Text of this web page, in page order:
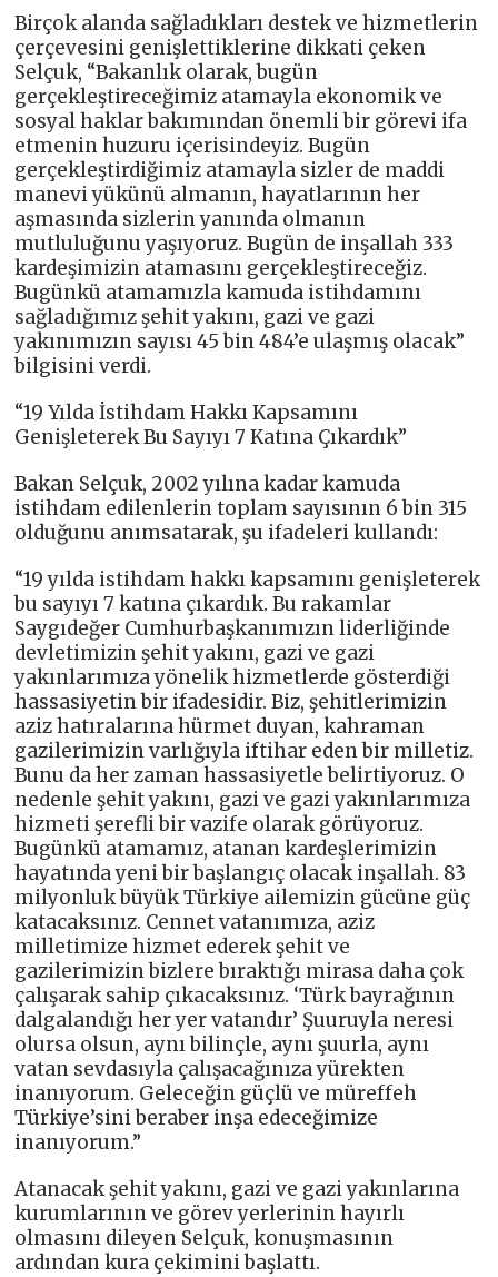
Birçok alanda sağladıkları destek ve hizmetlerin
çerçevesini genişlettiklerine dikkati çeken
Selçuk, “Bakanlık olarak, bugün
gerçekleştireceğimiz atamayla ekonomik ve
sosyal haklar bakımından önemli bir görevi ifa
etmenin huzuru içerisindeyiz. Bugün
gerçekleştirdiğimiz atamayla sizler de maddi
manevi yükünü almanın, hayatlarının her
aşmasında sizlerin yanında olmanın
mutluluğunu yaşıyoruz. Bugün de inşallah 333
kardeşimizin atamasını gerçekleştireceğiz.
Bugünkü atamamızla kamuda istihdamını
sağladığımız şehit yakını, gazi ve gazi
yakınımızın sayısı 45 bin 484’e ulaşmış olacak”
bilgisini verdi.
“19 Yılda İstihdam Hakkı Kapsamını
Genişleterek Bu Sayıyı 7 Katına Çıkardık”
Bakan Selçuk, 2002 yılına kadar kamuda
istihdam edilenlerin toplam sayısının 6 bin 315
olduğunu anımsatarak, şu ifadeleri kullandı:
“19 yılda istihdam hakkı kapsamını genişleterek
bu sayıyı 7 katına çıkardık. Bu rakamlar
Saygıdeğer Cumhurbaşkanımızın liderliğinde
devletimizin şehit yakını, gazi ve gazi
yakınlarımıza yönelik hizmetlerde gösterdiği
hassasiyetin bir ifadesidir. Biz, şehitlerimizin
aziz hatıralarına hürmet duyan, kahraman
gazilerimizin varlığıyla iftihar eden bir milletiz.
Bunu da her zaman hassasiyetle belirtiyoruz. O
nedenle şehit yakını, gazi ve gazi yakınlarımıza
hizmeti şerefli bir vazife olarak görüyoruz.
Bugünkü atamamız, atanan kardeşlerimizin
hayatında yeni bir başlangıç olacak inşallah. 83
milyonluk büyük Türkiye ailemizin gücüne güç
katacaksınız. Cennet vatanımıza, aziz
milletimize hizmet ederek şehit ve
gazilerimizin bizlere bıraktığı mirasa daha çok
çalışarak sahip çıkacaksınız. ‘Türk bayrağının
dalgalandığı her yer vatandır’ Şuuruyla neresi
olursa olsun, aynı bilinçle, aynı şuurla, aynı
vatan sevdasıyla çalışacağınıza yürekten
inanıyorum. Geleceğin güçlü ve müreffeh
Türkiye’sini beraber inşa edeceğimize
inanıyorum.”
Atanacak şehit yakını, gazi ve gazi yakınlarına
kurumlarının ve görev yerlerinin hayırlı
olmasını dileyen Selçuk, konuşmasının
ardından kura çekimini başlattı.